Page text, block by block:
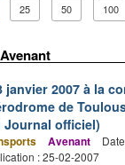
25 50 100
janvier 2007 à la
de
Journal officiel)
Avenant
: 25-02-2007